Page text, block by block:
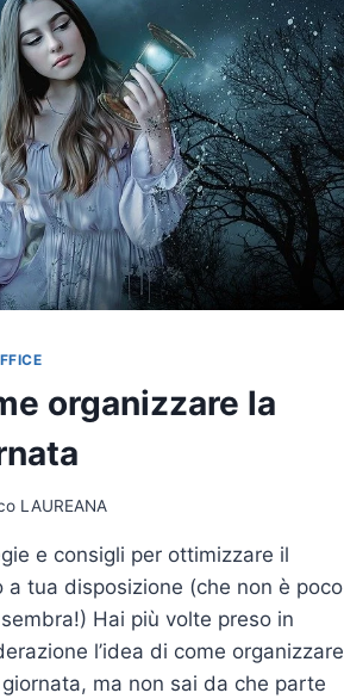
organizzare la
LAUREANA
e consigli per ottimizzare il
a tua disposizione (che non è poco
Hai più volte preso in
l’idea di come organizzare
ma non sai da che parte